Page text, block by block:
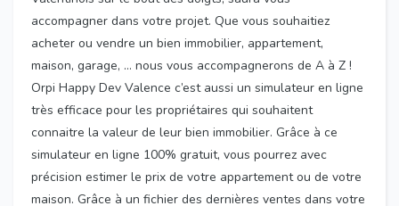
accompagner dans votre projet. Que vous souhaitiez
acheter ou vendre un bien immobilier, appartement,
maison, garage, … nous vous accompagnerons de A à Z !
Orpi Happy Dev Valence c’est aussi un simulateur en ligne
très efficace pour les propriétaires qui souhaitent
connaitre la valeur de leur bien immobilier. Grâce à ce
simulateur en ligne 100% gratuit, vous pourrez avec
précision estimer le prix de votre appartement ou de votre
maison. Grâce à un fichier des dernières ventes dans votre